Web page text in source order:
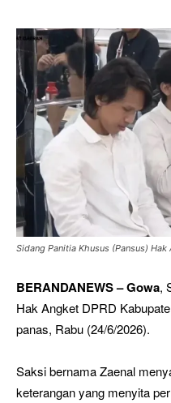
Sidang Panitia Khusus (Pansus)
BERANDANEWS – Gowa,
Hak Angket DPRD
panas, Rabu (24/6/2026).
Saksi bernama Zaenal
keterangan yang menyita